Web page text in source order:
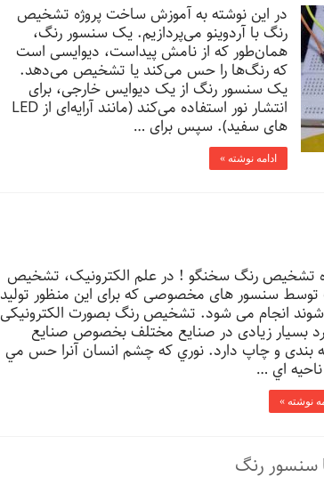
در این نوشته به آموزش ساخت پروژه تشخیص
رنگ با آردوینو می‌پردازیم. یک سنسور رنگ،
همان‌طور که از نامش پیداست، دیوایسی است
که رنگ‌ها را حس می‌کند یا تشخیص می‌دهد.
یک سنسور رنگ از یک دیوایس خارجی، برای
انتشار نور استفاده می‌کند (مانند آرایه‌ای از LED
های سفید). سپس برای …
ادامه نوشته »
تشخیص رنگ سخنگو ! در علم الکترونیک، تشخیص
سنسور های مخصوصی که برای این منظور تولید
انجام می شود. تشخیص رنگ بصورت الکترونیکی
بسیار زیادی در صنایع مختلف بخصوص صنایع
بندی و چاپ دارد. نوري كه چشم انسان آنرا حس مي
اي …
نوشته »
سنسور رنگ